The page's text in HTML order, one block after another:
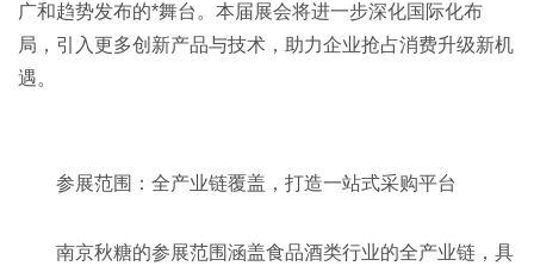
广和趋势发布的*舞台。本届展会将进一步深化国际化布
局，引入更多创新产品与技术，助力企业抢占消费升级新机
遇。
参展范围：全产业链覆盖，打造一站式采购平台‌
南京秋糖的参展范围涵盖食品酒类行业的全产业链，具